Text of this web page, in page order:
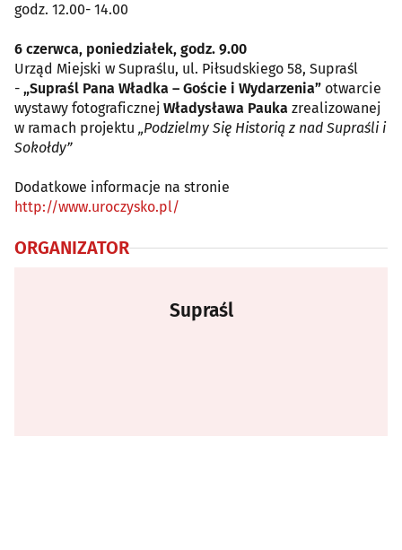
godz. 12.00- 14.00
6 czerwca, poniedziałek, godz. 9.00
Urząd Miejski w Supraślu, ul. Piłsudskiego 58, Supraśl
- „Supraśl Pana Władka – Goście i Wydarzenia” otwarcie
wystawy fotograficznej Władysława Pauka zrealizowanej
w ramach projektu „Podzielmy Się Historią z nad Supraśli i
Sokołdy”
Dodatkowe informacje na stronie
http://www.uroczysko.pl/
ORGANIZATOR
Supraśl